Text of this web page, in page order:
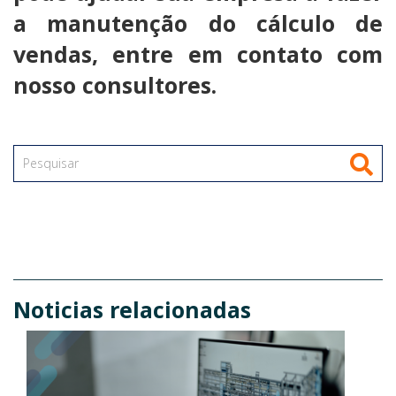
a manutenção do cálculo de
vendas, entre em contato com
nosso consultores.
Noticias relacionadas